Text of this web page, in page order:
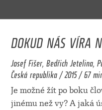
DOKUD NÁS VÍRA
Josef Fišer, Bedřich Jetelina,
Česká republika / 2015 / 67
Je možné žít po boku
jinému než vy? A jaká